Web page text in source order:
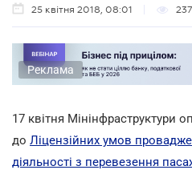
25 квітня 2018, 08:01 237
Реклама
17 квітня Мінінфраструктури
до Ліцензійних умов
діяльності з перевезення